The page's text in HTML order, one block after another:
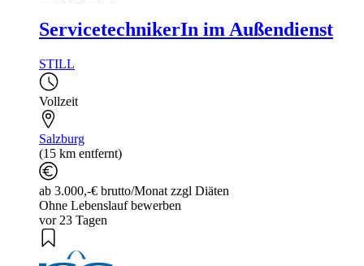
ServicetechnikerIn im Außendienst
STILL
Vollzeit
Salzburg
(15 km entfernt)
ab 3.000,-€ brutto/Monat zzgl Diäten
Ohne Lebenslauf bewerben
vor 23 Tagen